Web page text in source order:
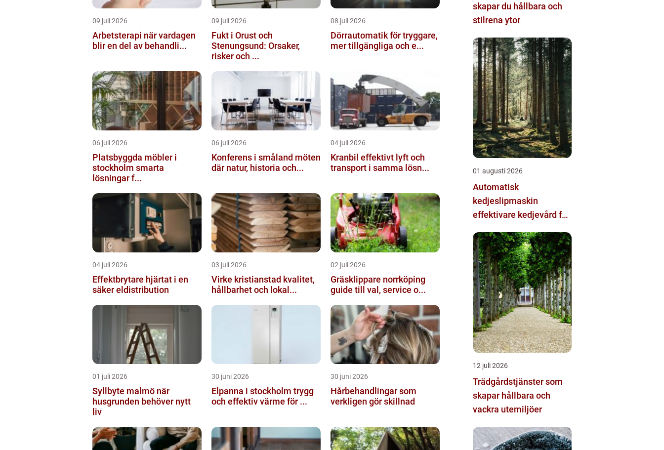
09 juli 2026
Arbetsterapi när vardagen
blir en del av behandli...
09 juli 2026
Fukt i Orust och
Stenungsund: Orsaker,
risker och ...
08 juli 2026
Dörrautomatik för tryggare,
mer tillgängliga och e...
06 juli 2026
Platsbyggda möbler i
stockholm smarta
lösningar f...
06 juli 2026
Konferens i småland möten
där natur, historia och...
04 juli 2026
Kranbil effektivt lyft och
transport i samma lösn...
04 juli 2026
Effektbrytare hjärtat i en
säker eldistribution
03 juli 2026
Virke kristianstad kvalitet,
hållbarhet och lokal...
02 juli 2026
Gräsklippare norrköping
guide till val, service o...
01 juli 2026
Syllbyte malmö när
husgrunden behöver nytt
liv
30 juni 2026
Elpanna i stockholm trygg
och effektiv värme för ...
30 juni 2026
Hårbehandlingar som
verkligen gör skillnad
skapar du hållbara och
stilrena ytor
01 augusti 2026
Automatisk
kedjeslipmaskin
effektivare kedjevård för
12 juli 2026
Trädgårdstjänster som
skapar hållbara och
vackra utemiljöer